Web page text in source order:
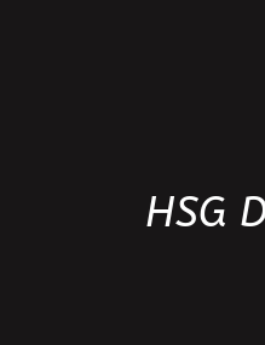
HSG